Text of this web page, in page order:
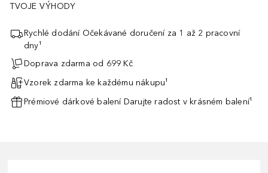
TVOJE VÝHODY
Rychlé dodání Očekávané doručení za 1 až 2 pracovní
dny¹
Doprava zdarma od 699 Kč
Vzorek zdarma ke každému nákupu¹
Prémiové dárkové balení Darujte radost v krásném balení¹